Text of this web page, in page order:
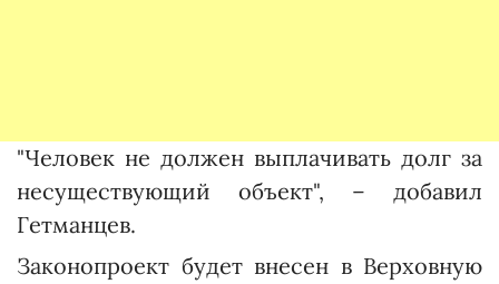
"Человек не должен выплачивать долг за
несуществующий объект", – добавил
Гетманцев.
Законопроект будет внесен в Верховную